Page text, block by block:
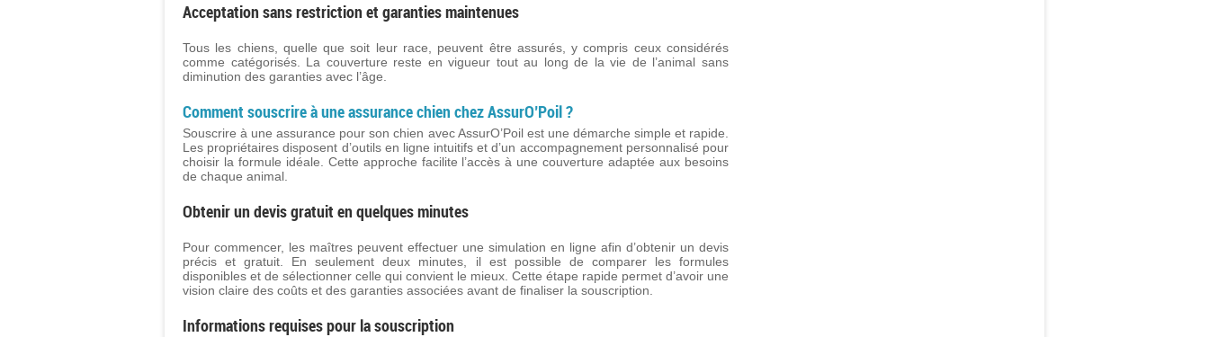
Acceptation sans restriction et garanties maintenues
Tous les chiens, quelle que soit leur race, peuvent être assurés, y compris ceux considérés
comme catégorisés. La couverture reste en vigueur tout au long de la vie de l’animal sans
diminution des garanties avec l’âge.
Comment souscrire à une assurance chien chez AssurO’Poil ?
Souscrire à une assurance pour son chien avec AssurO’Poil est une démarche simple et rapide.
Les propriétaires disposent d’outils en ligne intuitifs et d’un accompagnement personnalisé pour
choisir la formule idéale. Cette approche facilite l’accès à une couverture adaptée aux besoins
de chaque animal.
Obtenir un devis gratuit en quelques minutes
Pour commencer, les maîtres peuvent effectuer une simulation en ligne afin d’obtenir un devis
précis et gratuit. En seulement deux minutes, il est possible de comparer les formules
disponibles et de sélectionner celle qui convient le mieux. Cette étape rapide permet d’avoir une
vision claire des coûts et des garanties associées avant de finaliser la souscription.
Informations requises pour la souscription